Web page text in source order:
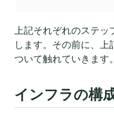
上記それぞれのステッ
します。その前に、
ついて触れていきます。
インフラの構